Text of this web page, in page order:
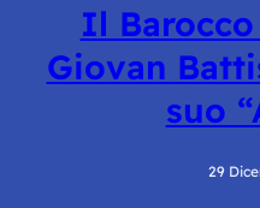
Il
Giovan
suo
29